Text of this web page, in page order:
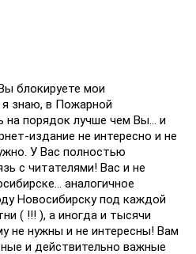
блокируете мои
знаю, в Пожарной
на порядок лучше чем Вы... и
издание не интересно и не
У Вас полностью
с читателями! Вас и не
аналогичное
Новосибирску под каждой
( !!! ), а иногда и тысячи
не нужны и не интересны! Вам
и действительно важные